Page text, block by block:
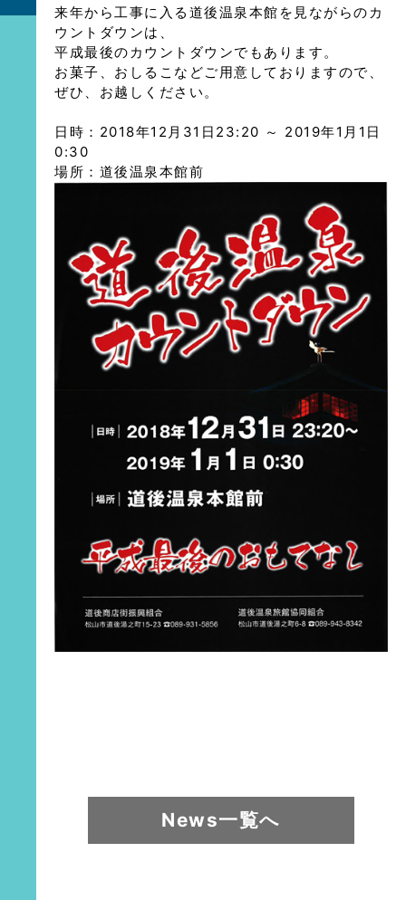
来年から工事に入る道後温泉本館を見ながらのカ
ウントダウンは、
平成最後のカウントダウンでもあります。
お菓子、おしるこなどご用意しておりますので、
ぜひ、お越しください。
日時：2018年12月31日23:20 ～ 2019年1月1日
0:30
場所：道後温泉本館前
News一覧へ